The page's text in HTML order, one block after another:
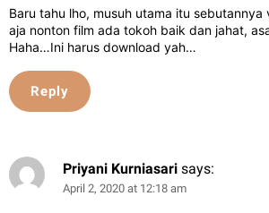
Baru tahu lho, musuh utama itu sebutannya
aja nonton film ada tokoh baik dan jahat,
Haha…Ini harus download yah…
Reply
Priyani Kurniasari says:
April 2, 2020 at 12:18 am